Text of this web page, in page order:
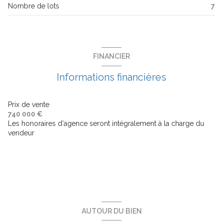
visiophone
interphone
Nombre de lots 7
FINANCIER
Informations financières
Prix de vente
740 000 €
Les honoraires d'agence seront intégralement à la charge du
vendeur
AUTOUR DU BIEN